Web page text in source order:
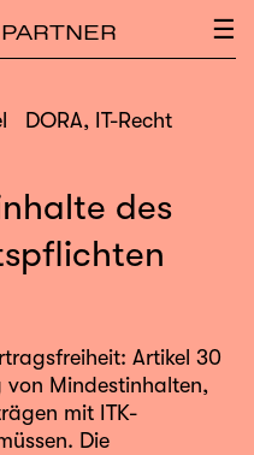
☰
×
DORA, IT-Recht
des
Artikel 30
von Mindestinhalten,
mit ITK-
Die